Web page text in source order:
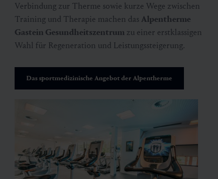
Verbindung zur Therme sowie kurze Wege zwischen
Training und Therapie machen das Alpentherme
Gastein Gesundheitszentrum zu einer erstklassigen
Wahl für Regeneration und Leistungssteigerung.
Das sportmedizinische Angebot der Alpentherme